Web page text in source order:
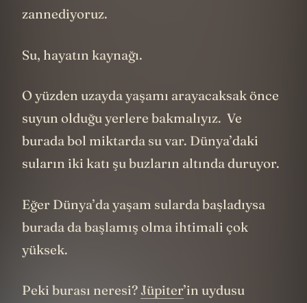
zannediyoruz.
Su, hayatın kaynağı.
O yüzden uzayda yaşamı arayacaksak önce
suyun olduğu yerlere bakmalıyız. Ve
burada bol miktarda su var. Dünya’daki
suların iki katı şu buzların altında duruyor.
Eğer Dünya’da yaşam sularda başladıysa
burada da başlamış olma ihtimali çok
yüksek.
Peki burası neresi? Jüpiter’in uydusu